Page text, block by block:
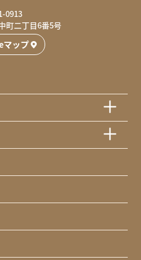
0913
町二丁目6番5号
マップ